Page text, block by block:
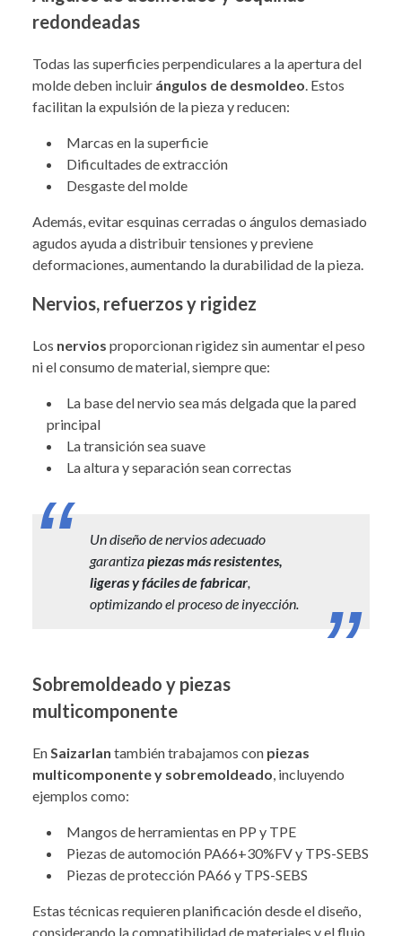
redondeadas
Todas las superficies perpendiculares a la apertura del
molde deben incluir ángulos de desmoldeo . Estos
facilitan la expulsión de la pieza y reducen:
Marcas en la superficie
Dificultades de extracción
Desgaste del molde
Además, evitar esquinas cerradas o ángulos demasiado
agudos ayuda a distribuir tensiones y previene
deformaciones, aumentando la durabilidad de la pieza.
Nervios, refuerzos y rigidez
Los nervios proporcionan rigidez sin aumentar el peso
ni el consumo de material, siempre que:
La base del nervio sea más delgada que la pared
principal
La transición sea suave
La altura y separación sean correctas
Un diseño de nervios adecuado
garantizapiezas más resistentes,
ligeras y fáciles de fabricar
optimizando el proceso de inyección.
Sobremoldeado y piezas
multicomponente
En Saizarlan también trabajamos con piezas
multicomponente y sobremoldeado , incluyendo
ejemplos como:
Mangos de herramientas en PP y TPE
Piezas de automoción PA66+30%FV y TPS-SEBS
Piezas de protección PA66 y TPS-SEBS
Estas técnicas requieren planificación desde el diseño,
considerando la compatibilidad de materiales y el flujo